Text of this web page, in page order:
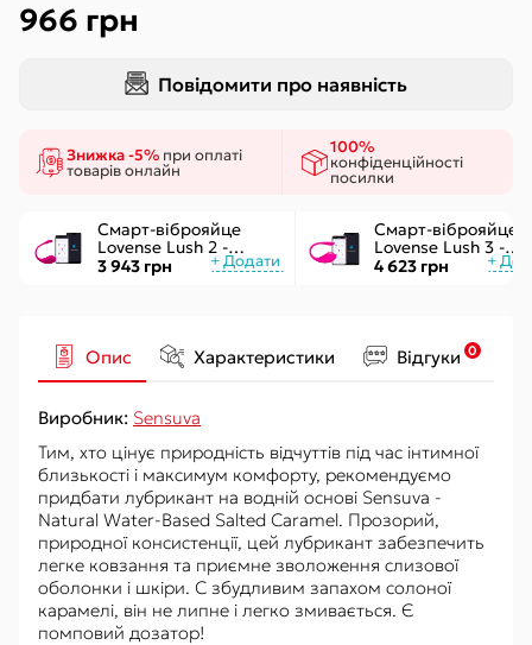
966 грн
Повідомити про наявність
Знижка -5% при оплаті
товарів онлайн
100%
конфіденційності
посилки
Смарт-віброяйце
Lovense Lush 2 -
управління через
додаток
3 943 грн
Смарт-віброяйце
Lovense Lush 3 -
керування через
інтернет
4 623 грн
Опис Характеристики Відгуки 0
Виробник: Sensuva
Тим, хто цінує природність відчуттів під час інтимної
близькості і максимум комфорту, рекомендуємо
придбати лубрикант на водній основі Sensuva -
Natural Water-Based Salted Caramel. Прозорий,
природної консистенції, цей лубрикант забезпечить
легке ковзання та приємне зволоження слизової
оболонки і шкіри. C збудливим запахом солоної
карамелі, він не липне і легко змивається. Є
помповий дозатор!